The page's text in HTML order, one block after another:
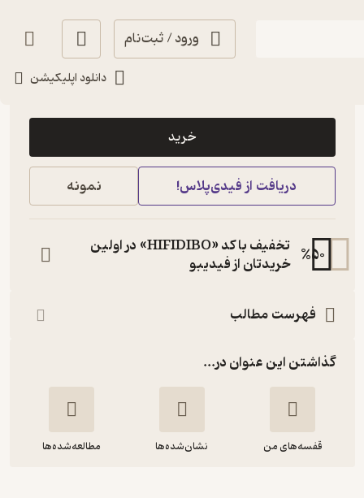
ورود / ثبت‌نام
دانلود اپلیکیشن
103,500
خرید
دریافت از فیدی‌پلاس! نمونه
%50
تخفیف با کد «HIFIDIBO» در اولین
خریدتان از فیدیبو
فهرست مطالب
گذاشتن این عنوان در...
قفسه‌های من نشان‌شده‌ها مطالعه‌شده‌ها